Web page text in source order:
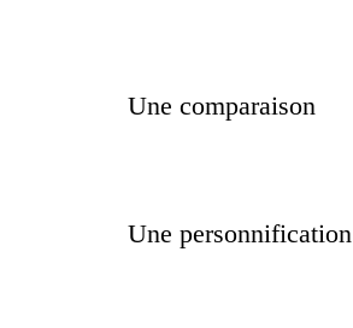
Une comparaison
Une personnification